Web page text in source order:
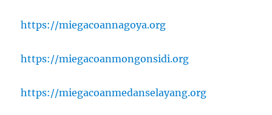
https://miegacoannagoya.org
https://miegacoanmongonsidi.org
https://miegacoanmedanselayang.org